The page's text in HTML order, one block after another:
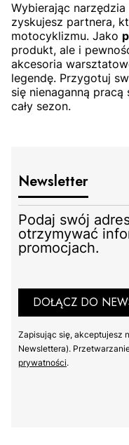
Wybierając
zyskujesz partnera,
motocyklizmu. Jako
produkt, ale i
akcesoria
legendę. Przygotuj
się nienaganną
cały sezon.
Newsletter
Podaj swój
otrzymywać
promocjach.
DOŁĄCZ DO
Zapisując się, akceptujesz
Newslettera).
prywatności​​​.